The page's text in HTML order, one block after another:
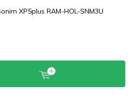
XP5plus RAM-HOL-SNM3U